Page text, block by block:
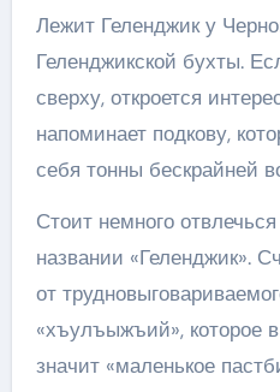
Лежит Геленджик у
Геленджикской бухты.
сверху, откроется
напоминает подкову,
себя тонны бескрайней
Стоит немного
названии «Геленджик».
от
«хъулъыжъий», которое
значит «маленькое